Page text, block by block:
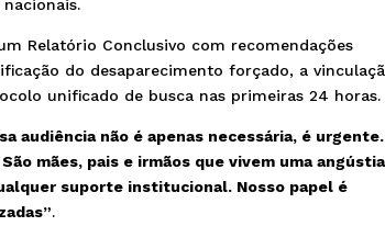
Relatório Conclusivo com recomendações
do desaparecimento forçado, a
unificado de busca nas primeiras 24 horas.
audiência não é apenas necessária, é urgente.
mães, pais e irmãos que vivem uma angústia
suporte institucional. Nosso papel é
.